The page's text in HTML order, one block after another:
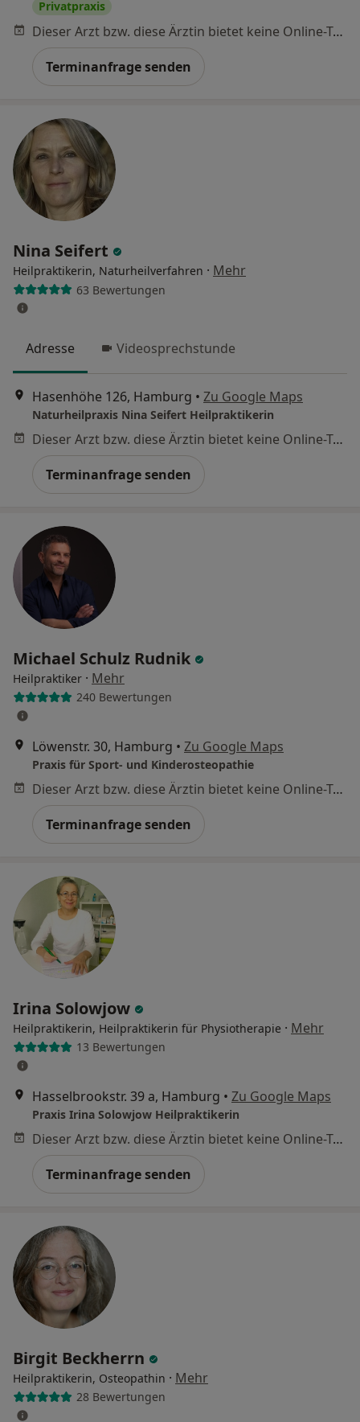
Privatpraxis
Dieser Arzt bzw. diese Ärztin bietet keine Online-Terminbuchung an diesem Standort an.
Terminanfrage senden
Nina Seifert
Heilpraktikerin, Naturheilverfahren · Mehr
63 Bewertungen
Adresse Videosprechstunde
Hasenhöhe 126, Hamburg • Zu Google Maps
Naturheilpraxis Nina Seifert Heilpraktikerin
Dieser Arzt bzw. diese Ärztin bietet keine Online-Terminbuchung an diesem Standort an.
Terminanfrage senden
Michael Schulz Rudnik
Heilpraktiker · Mehr
240 Bewertungen
Löwenstr. 30, Hamburg • Zu Google Maps
Praxis für Sport- und Kinderosteopathie
Dieser Arzt bzw. diese Ärztin bietet keine Online-Terminbuchung an diesem Standort an.
Terminanfrage senden
Irina Solowjow
Heilpraktikerin, Heilpraktikerin für Physiotherapie · Mehr
13 Bewertungen
Hasselbrookstr. 39 a, Hamburg • Zu Google Maps
Praxis Irina Solowjow Heilpraktikerin
Dieser Arzt bzw. diese Ärztin bietet keine Online-Terminbuchung an diesem Standort an.
Terminanfrage senden
Birgit Beckherrn
Heilpraktikerin, Osteopathin · Mehr
28 Bewertungen